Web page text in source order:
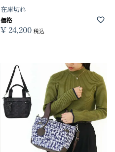
在庫切れ
価格
¥24,200 税込